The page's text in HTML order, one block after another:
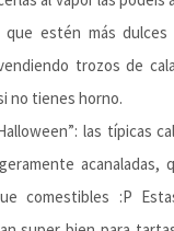
que estén más dulces
trozos de
no tienes horno.
las típicas
acanaladas,
comestibles :P